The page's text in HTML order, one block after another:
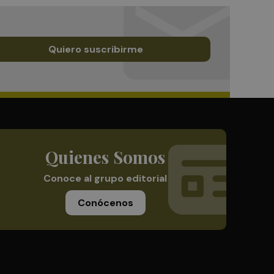
Quiero suscribirme
Quienes Somos
Conoce al grupo editorial
Conócenos